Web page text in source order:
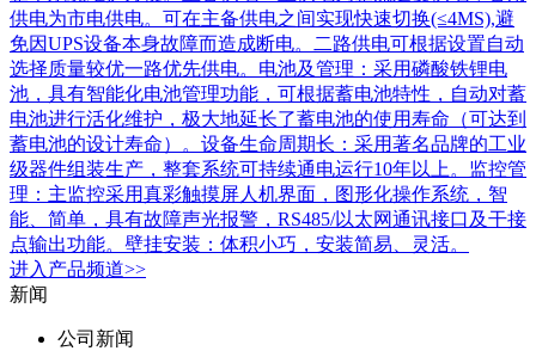
供电为市电供电。可在主备供电之间实现快速切换(≤4MS),避
免因UPS设备本身故障而造成断电。二路供电可根据设置自动
选择质量较优一路优先供电。电池及管理：采用磷酸铁锂电
池，具有智能化电池管理功能，可根据蓄电池特性，自动对蓄
电池进行活化维护，极大地延长了蓄电池的使用寿命（可达到
蓄电池的设计寿命）。设备生命周期长：采用著名品牌的工业
级器件组装生产，整套系统可持续通电运行10年以上。监控管
理：主监控采用真彩触摸屏人机界面，图形化操作系统，智
能、简单，具有故障声光报警，RS485/以太网通讯接口及干接
点输出功能。壁挂安装：体积小巧，安装简易、灵活。
进入 产品频道>>
新闻
公司新闻